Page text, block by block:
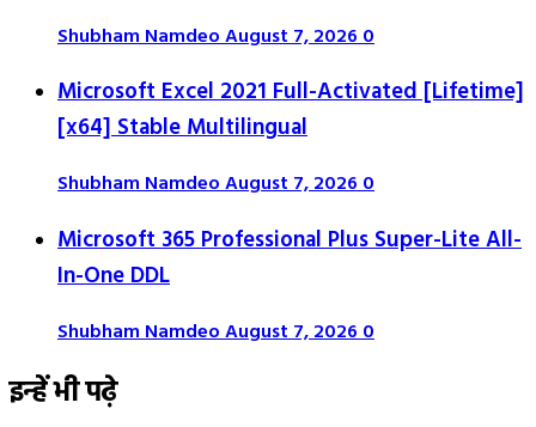
Shubham NamdeoAugust 7, 20260
Microsoft Excel 2021 Full-Activated [Lifetime]
[x64] Stable Multilingual
Shubham NamdeoAugust 7, 20260
Microsoft 365 Professional Plus Super-Lite All-
In-One DDL
Shubham NamdeoAugust 7, 20260
इन्हें भी पढ़े